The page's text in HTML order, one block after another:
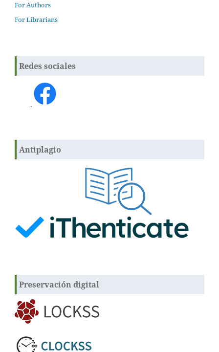
For Authors
For Librarians
Redes sociales
.
Antiplagio
Preservación digital